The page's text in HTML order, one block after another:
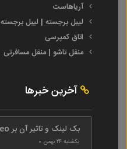
آریاهاست
لیبل برجسته | لیبل برجسته UV DTF | لیبل UV DTF
اتاق کمپرسی
منقل تاشو | منقل مسافرتی
آخرین خبرها
بک لینک و تاثیر آن بر seo
یکشنبه ۲۴ بهمن ۰